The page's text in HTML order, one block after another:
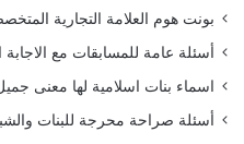
بونت هوم العلامة التجارية
أسئلة عامة للمسابقات مع الاجابة اكثر
اسماء بنات اسلامية لها معنى
أسئلة صراحة محرجة للبنات والشباب